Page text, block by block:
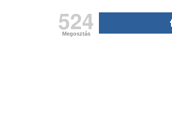
524
Megosztás